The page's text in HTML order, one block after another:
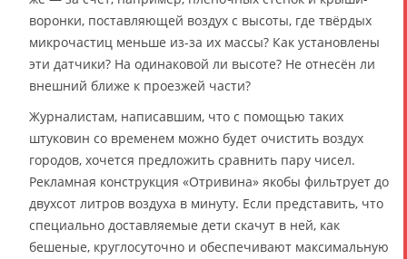
воронки, поставляющей воздух с высоты, где твёрдых
микрочастиц меньше из-за их массы? Как установлены
эти датчики? На одинаковой ли высоте? Не отнесён ли
внешний ближе к проезжей части?
Журналистам, написавшим, что с помощью таких
штуковин со временем можно будет очистить воздух
городов, хочется предложить сравнить пару чисел.
Рекламная конструкция «Отривина» якобы фильтрует до
двухсот литров воздуха в минуту. Если представить, что
специально доставляемые дети скачут в ней, как
бешеные, круглосуточно и обеспечивают максимальную